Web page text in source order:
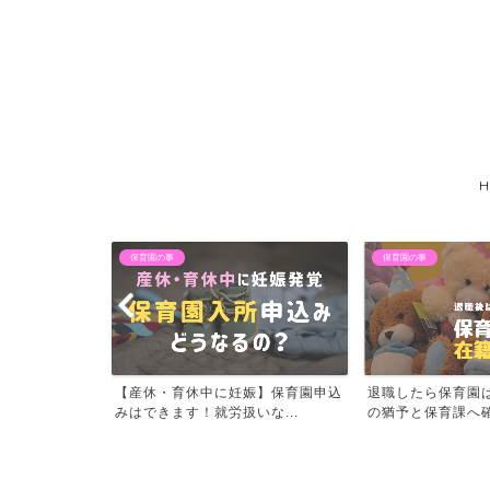
保育園の事
退職したら保育園は退園？退園まで
の猶予と保育課へ確認すべ...
退職後アレコレ
自営開始ではハロ
手当はもらえない